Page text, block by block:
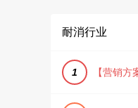
耐消行业
1